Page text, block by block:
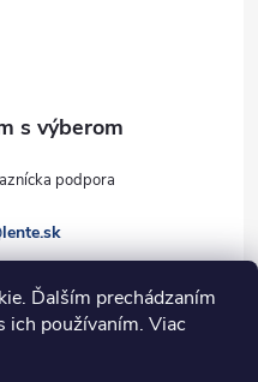
Ďalším prechádzaním
ich používaním. Viac
lente.sk